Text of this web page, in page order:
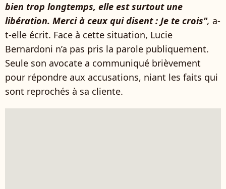
bien trop longtemps, elle est surtout une
libération. Merci à ceux qui disent : Je te crois", a-
t-elle écrit. Face à cette situation, Lucie
Bernardoni n’a pas pris la parole publiquement.
Seule son avocate a communiqué brièvement
pour répondre aux accusations, niant les faits qui
sont reprochés à sa cliente.